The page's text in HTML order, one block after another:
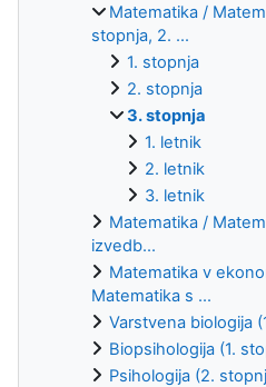
Matematika /
stopnja, 2. ...
1. stopnja
2. stopnja
3. stopnja
1. letnik
2. letnik
3. letnik
Matematika /
izvedb...
Matematika v
Matematika s ...
Varstvena biologija
Biopsihologija (1.
Psihologija (2.